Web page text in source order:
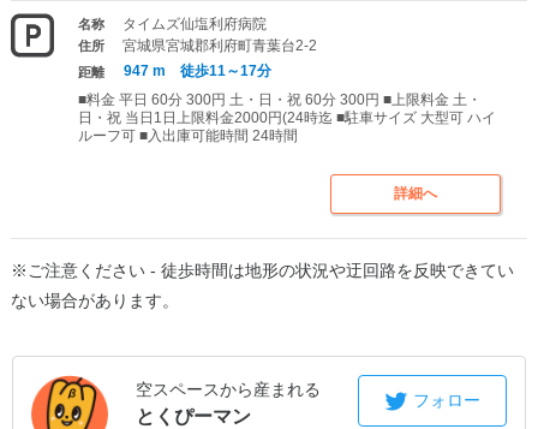
名称 タイムズ仙塩利府病院
住所 宮城県宮城郡利府町青葉台2-2
距離
947 m 徒歩11～17分
■料金 平日 60分 300円 土・日・祝 60分 300円 ■上限料金 土・
日・祝 当日1日上限料金2000円(24時迄 ■駐車サイズ 大型可 ハイ
ルーフ可 ■入出庫可能時間 24時間
詳細へ
※ご注意ください - 徒歩時間は地形の状況や迂回路を反映できてい
ない場合があります。
空スペースから産まれる
とくぴーマン
フォロー